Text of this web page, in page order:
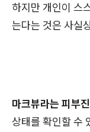
하지만 개인이 스
는다는 것은 사실
마크뷰라는 피부
상태를 확인할 수